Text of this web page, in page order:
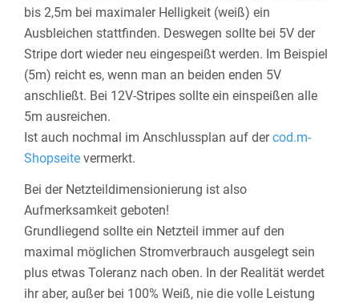
bis 2,5m bei maximaler Helligkeit (weiß) ein
Ausbleichen stattfinden. Deswegen sollte bei 5V der
Stripe dort wieder neu eingespeißt werden. Im Beispiel
(5m) reicht es, wenn man an beiden enden 5V
anschließt. Bei 12V-Stripes sollte ein einspeißen alle
5m ausreichen.
Ist auch nochmal im Anschlussplan auf dercod.m-
Shopseite vermerkt.
Bei der Netzteildimensionierung ist also
Aufmerksamkeit geboten!
Grundliegend sollte ein Netzteil immer auf den
maximal möglichen Stromverbrauch ausgelegt sein
plus etwas Toleranz nach oben. In der Realität werdet
ihr aber, außer bei 100% Weiß, nie die volle Leistung